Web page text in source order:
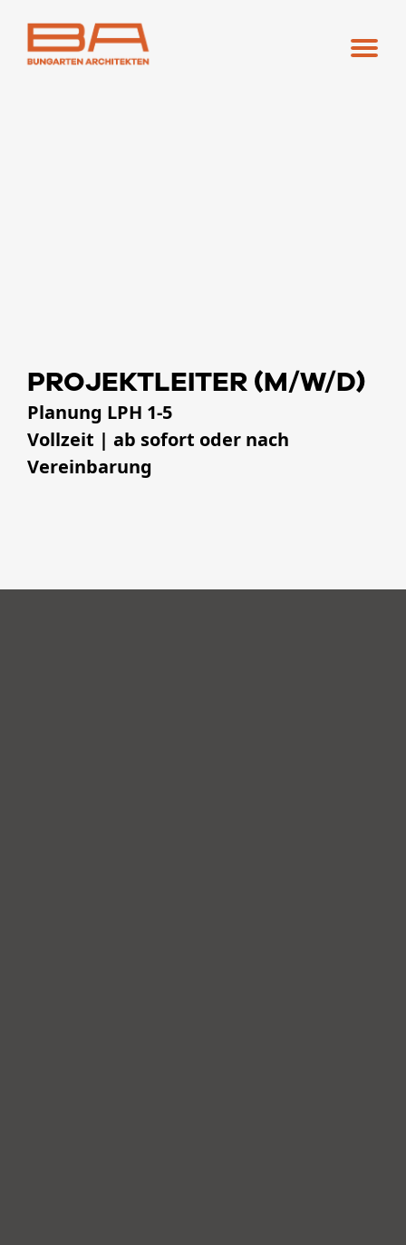
PROJEKTLEITER (M/W/D)
Planung LPH 1-5
Vollzeit | ab sofort oder nach
Vereinbarung